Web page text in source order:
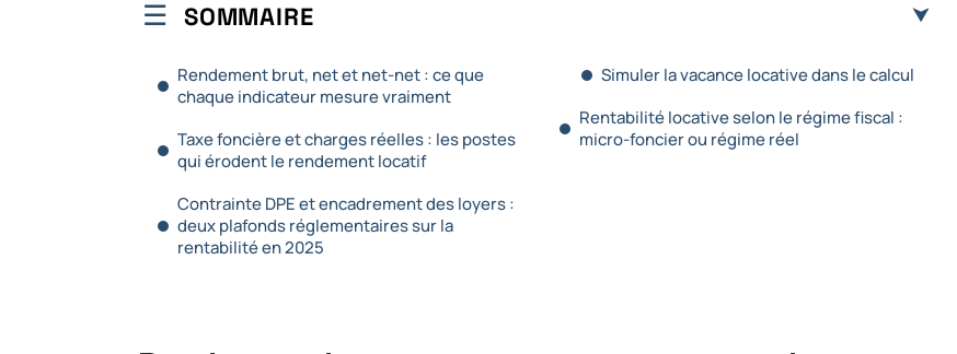
SOMMAIRE
Rendement brut, net et net-net : ce que
chaque indicateur mesure vraiment
Taxe foncière et charges réelles : les postes
qui érodent le rendement locatif
Contrainte DPE et encadrement des loyers :
deux plafonds réglementaires sur la
rentabilité en 2025
Simuler la vacance locative dans le calcul
Rentabilité locative selon le régime fiscal :
micro-foncier ou régime réel